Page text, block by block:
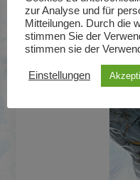
Nicht mehr im
zur Analyse und für
Mitteilungen. Durch die
stimmen Sie der
stimmen sie der
Einstellungen